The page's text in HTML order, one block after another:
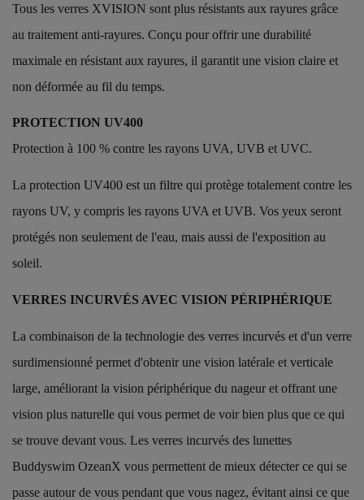
Tous les verres XVISION sont plus résistants aux rayures grâce
au traitement anti-rayures. Conçu pour offrir une durabilité
maximale en résistant aux rayures, il garantit une vision claire et
non déformée au fil du temps.
PROTECTION UV400
Protection à 100 % contre les rayons UVA, UVB et UVC.
La protection UV400 est un filtre qui protège totalement contre les
rayons UV, y compris les rayons UVA et UVB. Vos yeux seront
protégés non seulement de l'eau, mais aussi de l'exposition au
soleil.
VERRES INCURVÉS AVEC VISION PÉRIPHÉRIQUE
La combinaison de la technologie des verres incurvés et d'un verre
surdimensionné permet d'obtenir une vision latérale et verticale
large, améliorant la vision périphérique du nageur et offrant une
vision plus naturelle qui vous permet de voir bien plus que ce qui
se trouve devant vous. Les verres incurvés des lunettes
Buddyswim OzeanX vous permettent de mieux détecter ce qui se
passe autour de vous pendant que vous nagez, évitant ainsi ce que